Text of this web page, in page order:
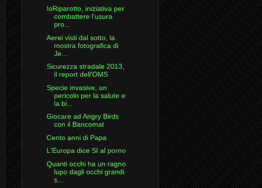
IoRiparotto, iniziativa per
combattere l'usura
pro...
Aerei visti dal sotto, la
mostra fotografica di
Je...
Sicurezza stradale 2013,
il report dell'OMS
Specie invasive, un
pericolo per la salute e
la bi...
Giocare ad Angry Birds
con il Bancomat
Cento anni di Papa
L'Europa dice SI al porno
Quanti occhi ha un ragno
lupo dagli occhi grandi
s...